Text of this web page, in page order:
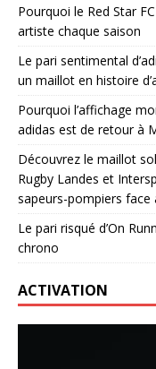
Pourquoi le Red Star
artiste chaque saison
Le pari sentimental
un maillot en histoire
Pourquoi l’affichage
adidas est de retour à
Découvrez le maillot
Rugby Landes et
sapeurs-pompiers face
Le pari risqué d’On
chrono
ACTIVATION